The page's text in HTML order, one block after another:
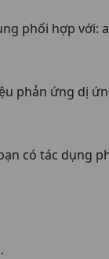
phối hợp với:
phản ứng dị
có tác dụng